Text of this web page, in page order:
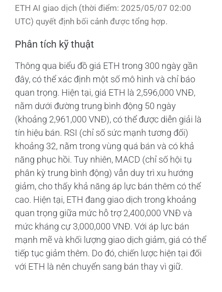
ETH AI giao dịch (thời điểm: 2025/05/07 02:00
UTC) quyết định bối cảnh được tổng hợp.
Phân tích kỹ thuật
Thông qua biểu đồ giá ETH trong 300 ngày gần
đây, có thể xác định một số mô hình và chỉ báo
quan trọng. Hiện tại, giá ETH là 2,596,000 VNĐ,
nằm dưới đường trung bình động 50 ngày
(khoảng 2,961,000 VNĐ), có thể được diễn giải là
tín hiệu bán. RSI (chỉ số sức mạnh tương đối)
khoảng 32, nằm trong vùng quá bán và có khả
năng phục hồi. Tuy nhiên, MACD (chỉ số hội tụ
phân kỳ trung bình động) vẫn duy trì xu hướng
giảm, cho thấy khả năng áp lực bán thêm có thể
cao. Hiện tại, ETH đang giao dịch trong khoảng
quan trọng giữa mức hỗ trợ 2,400,000 VNĐ và
mức kháng cự 3,000,000 VNĐ. Với áp lực bán
mạnh mẽ và khối lượng giao dịch giảm, giá có thể
tiếp tục giảm thêm. Do đó, chiến lược hiện tại đối
với ETH là nên chuyển sang bán thay vì giữ.